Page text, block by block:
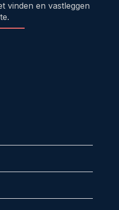
vinden en vastleggen